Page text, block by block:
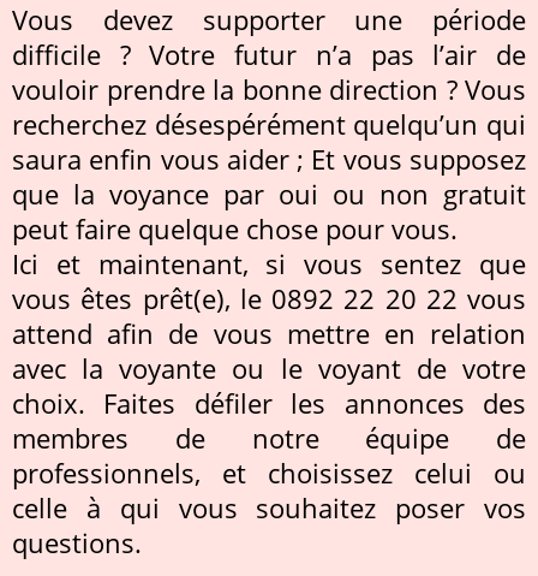
Vous devez supporter une période
difficile ? Votre futur n’a pas l’air de
vouloir prendre la bonne direction ? Vous
recherchez désespérément quelqu’un qui
saura enfin vous aider ; Et vous supposez
que la voyance par oui ou non gratuit
peut faire quelque chose pour vous.
Ici et maintenant, si vous sentez que
vous êtes prêt(e), le 0892 22 20 22 vous
attend afin de vous mettre en relation
avec la voyante ou le voyant de votre
choix. Faites défiler les annonces des
membres de notre équipe de
professionnels, et choisissez celui ou
celle à qui vous souhaitez poser vos
questions.